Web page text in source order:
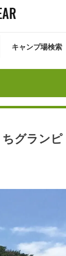
キャンプ場検索
グランピ